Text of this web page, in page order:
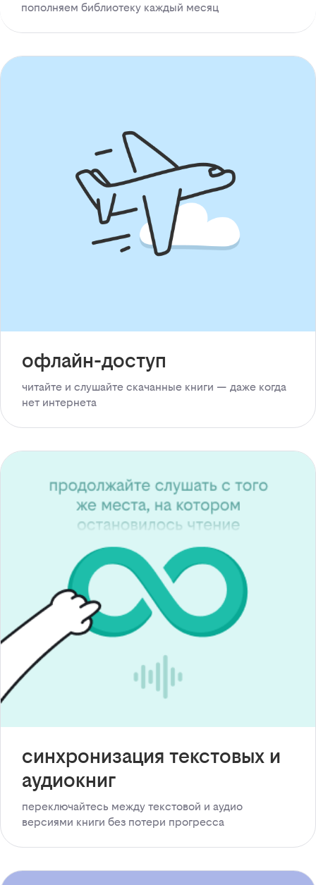
пополняем библиотеку каждый месяц
офлайн-доступ
читайте и слушайте скачанные книги — даже когда
нет интернета
синхронизация текстовых и
аудиокниг
переключайтесь между текстовой и аудио
версиями книги без потери прогресса